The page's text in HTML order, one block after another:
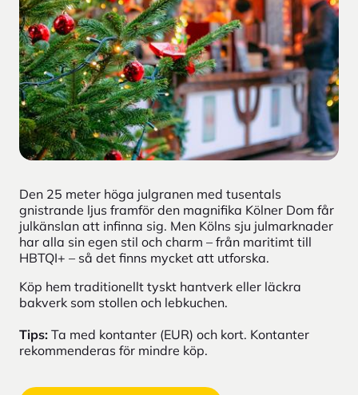
Den 25 meter höga julgranen med tusentals
gnistrande ljus framför den magnifika Kölner Dom får
julkänslan att infinna sig. Men Kölns sju julmarknader
har alla sin egen stil och charm – från maritimt till
HBTQI+ – så det finns mycket att utforska.
Köp hem traditionellt tyskt hantverk eller läckra
bakverk som stollen och lebkuchen.
Tips: Ta med kontanter (EUR) och kort. Kontanter
rekommenderas för mindre köp.